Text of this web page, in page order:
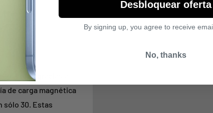
horas gracias a
de carga magnética
sólo 30. Estas
Desbloquear oferta
By signing up, you agree to receive
No, thanks